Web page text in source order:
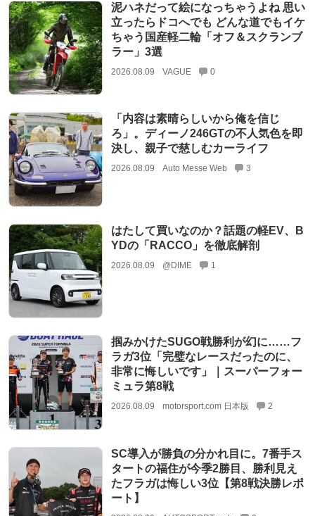
泥ハネだって絵になっちゃうよね 思い
立ったらドコへでも どんな道でもイケ
ちゃう国産軽二輪「オフ＆スクランブ
ラー」3選
2026.08.09 VAGUE 0
「内容は素晴らしいから俺を信じ
ろ」。ディーノ246GTの不人気色を即
決し、親子で慈しむカーライフ
2026.08.09 Auto Messe Web 3
はたして買いなのか？話題の軽EV、B
YDの「RACCO」を徹底解剖
2026.08.09 @DIME 1
掴みかけたSUGO戦勝利が幻に……フ
ラガ3位「完璧なレースだったのに、
非常に悔しいです」｜スーパーフォー
ミュラ第8戦
2026.08.09 motorsport.com 日本版 2
SC導入が勝負の分かれ目に。7番手ス
タートの福住が今季2勝目、勝利見え
たフラガは悔しい3位【第8戦決勝レポ
ート】